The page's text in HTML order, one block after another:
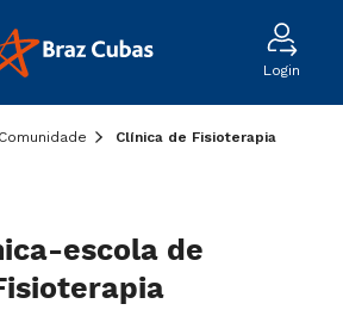
Login
Clínica de Fisioterapia
escola de